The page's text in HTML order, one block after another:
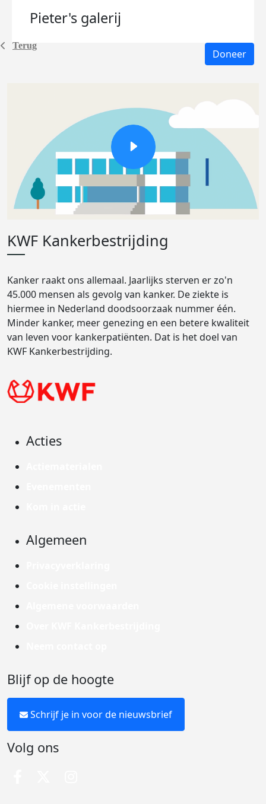
Terug
Pieter's galerij
Doneer
KWF Kankerbestrijding
Kanker raakt ons allemaal. Jaarlijks sterven er zo'n
45.000 mensen als gevolg van kanker. De ziekte is
hiermee in Nederland doodsoorzaak nummer één.
Minder kanker, meer genezing en een betere kwaliteit
van leven voor kankerpatiënten. Dat is het doel van
KWF Kankerbestrijding.
Acties
Algemeen
Blijf op de hoogte
Schrijf je in voor de nieuwsbrief
Volg ons